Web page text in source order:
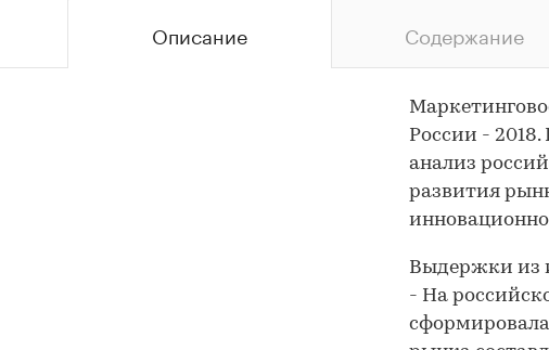
Описание Содержание
России -
анализ
развития
Выдержки из
- На